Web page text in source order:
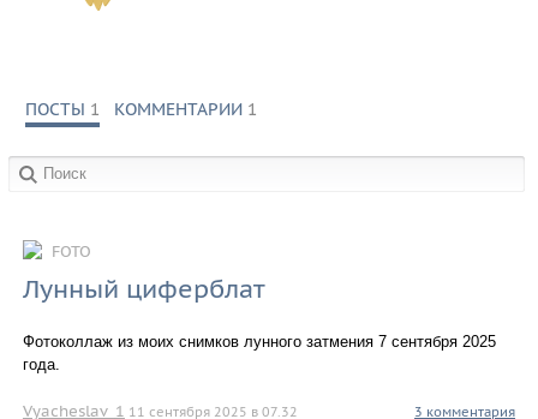
ПОСТЫ 1 КОММЕНТАРИИ 1
FOTO
Лунный циферблат
Фотоколлаж из моих снимков лунного затмения 7 сентября 2025
года.
Vyacheslav_1 11 сентября 2025 в 07.32 3 комментария